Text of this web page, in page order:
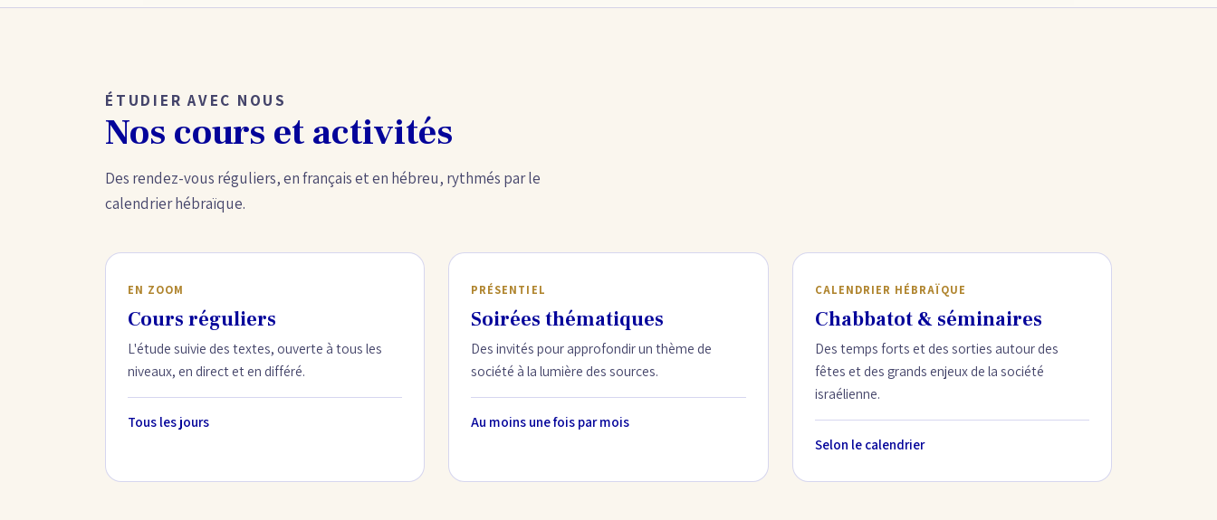
ÉTUDIER AVEC NOUS
Nos cours et activités
Des rendez-vous réguliers, en français et en hébreu, rythmés par le
calendrier hébraïque.
EN ZOOM
Cours réguliers
L'étude suivie des textes, ouverte à tous les
niveaux, en direct et en différé.
Tous les jours
PRÉSENTIEL
Soirées thématiques
Des invités pour approfondir un thème de
société à la lumière des sources.
Au moins une fois par mois
CALENDRIER HÉBRAÏQUE
Chabbatot & séminaires
Des temps forts et des sorties autour des
fêtes et des grands enjeux de la société
israélienne.
Selon le calendrier